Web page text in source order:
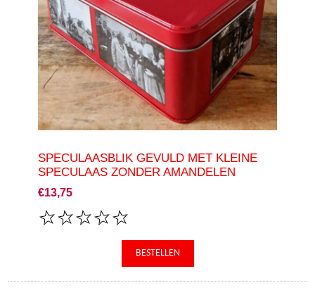
SPECULAASBLIK GEVULD MET KLEINE
SPECULAAS ZONDER AMANDELEN
€13,75